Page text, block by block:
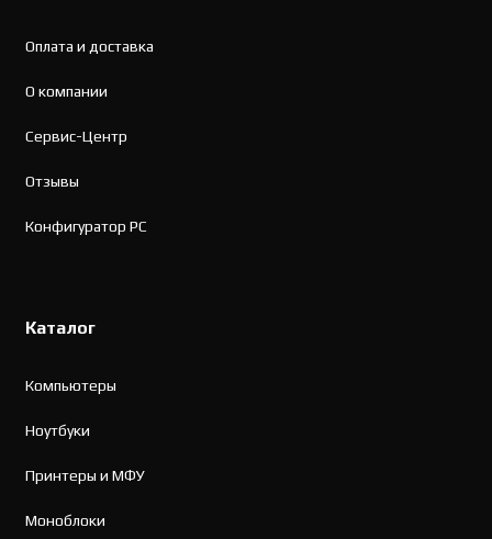
Оплата и доставка
О компании
Сервис-Центр
Отзывы
Конфигуратор PC
Каталог
Компьютеры
Ноутбуки
Принтеры и МФУ
Моноблоки